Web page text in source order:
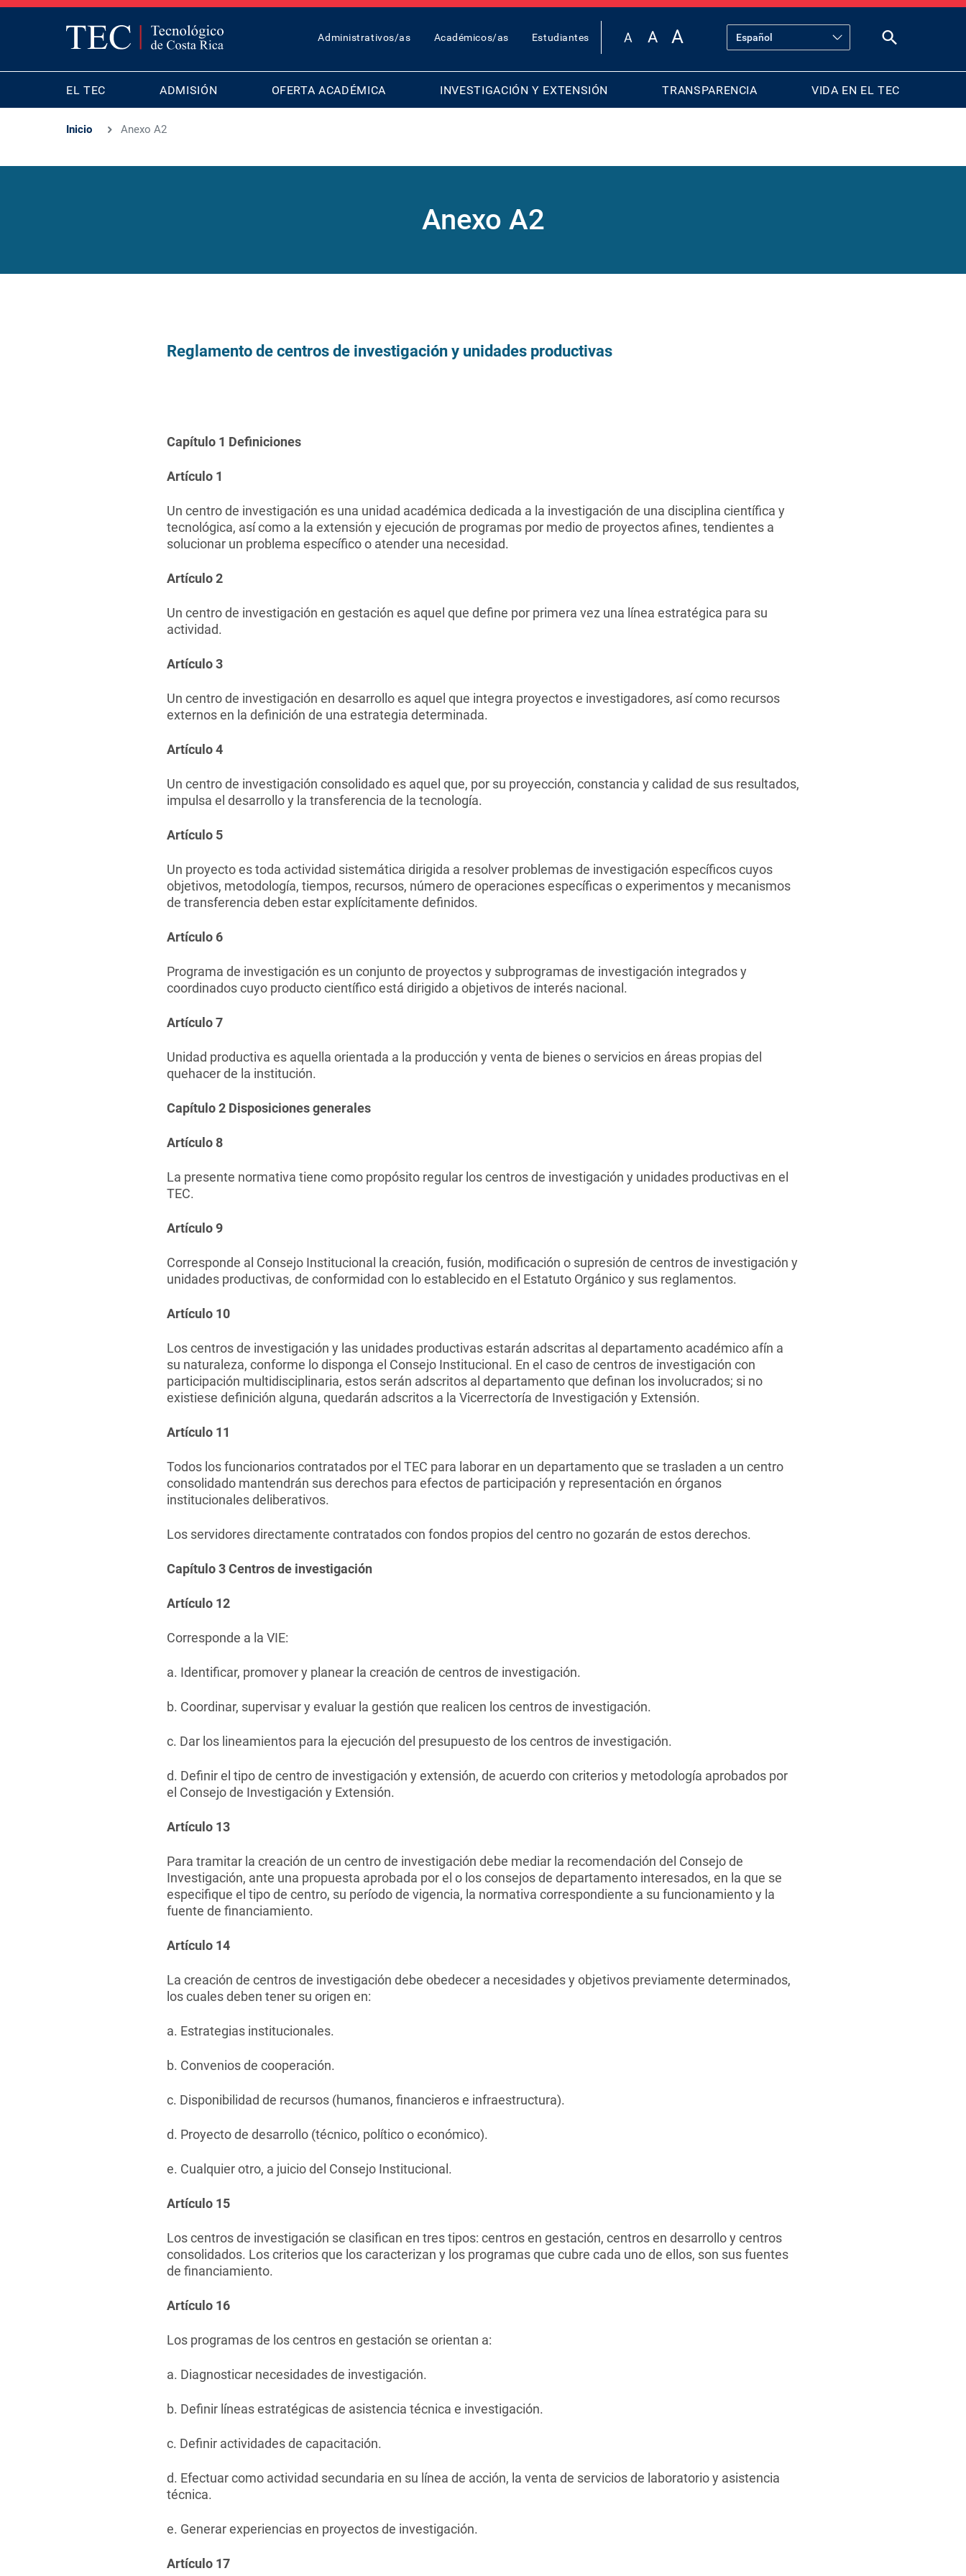
TOP
MENU
Administrativos/as Académicos/as Estudiantes
MAIN
NAVIGATION
EL TEC ADMISIÓN OFERTA ACADÉMICA INVESTIGACIÓN Y EXTENSIÓN TRANSPARENCIA VIDA EN EL TEC
Inicio Anexo A2
Anexo A2
Reglamento de centros de investigación y unidades productivas
Capítulo 1 Definiciones
Artículo 1
Un centro de investigación es una unidad académica dedicada a la investigación de una disciplina científica y
tecnológica, así como a la extensión y ejecución de programas por medio de proyectos afines, tendientes a
solucionar un problema específico o atender una necesidad.
Artículo 2
Un centro de investigación en gestación es aquel que define por primera vez una línea estratégica para su
actividad.
Artículo 3
Un centro de investigación en desarrollo es aquel que integra proyectos e investigadores, así como recursos
externos en la definición de una estrategia determinada.
Artículo 4
Un centro de investigación consolidado es aquel que, por su proyección, constancia y calidad de sus resultados,
impulsa el desarrollo y la transferencia de la tecnología.
Artículo 5
Un proyecto es toda actividad sistemática dirigida a resolver problemas de investigación específicos cuyos
objetivos, metodología, tiempos, recursos, número de operaciones específicas o experimentos y mecanismos
de transferencia deben estar explícitamente definidos.
Artículo 6
Programa de investigación es un conjunto de proyectos y subprogramas de investigación integrados y
coordinados cuyo producto científico está dirigido a objetivos de interés nacional.
Artículo 7
Unidad productiva es aquella orientada a la producción y venta de bienes o servicios en áreas propias del
quehacer de la institución.
Capítulo 2 Disposiciones generales
Artículo 8
La presente normativa tiene como propósito regular los centros de investigación y unidades productivas en el
TEC.
Artículo 9
Corresponde al Consejo Institucional la creación, fusión, modificación o supresión de centros de investigación y
unidades productivas, de conformidad con lo establecido en el Estatuto Orgánico y sus reglamentos.
Artículo 10
Los centros de investigación y las unidades productivas estarán adscritas al departamento académico afín a
su naturaleza, conforme lo disponga el Consejo Institucional. En el caso de centros de investigación con
participación multidisciplinaria, estos serán adscritos al departamento que definan los involucrados; si no
existiese definición alguna, quedarán adscritos a la Vicerrectoría de Investigación y Extensión.
Artículo 11
Todos los funcionarios contratados por el TEC para laborar en un departamento que se trasladen a un centro
consolidado mantendrán sus derechos para efectos de participación y representación en órganos
institucionales deliberativos.
Los servidores directamente contratados con fondos propios del centro no gozarán de estos derechos.
Capítulo 3 Centros de investigación
Artículo 12
Corresponde a la VIE:
a. Identificar, promover y planear la creación de centros de investigación.
b. Coordinar, supervisar y evaluar la gestión que realicen los centros de investigación.
c. Dar los lineamientos para la ejecución del presupuesto de los centros de investigación.
d. Definir el tipo de centro de investigación y extensión, de acuerdo con criterios y metodología aprobados por
el Consejo de Investigación y Extensión.
Artículo 13
Para tramitar la creación de un centro de investigación debe mediar la recomendación del Consejo de
Investigación, ante una propuesta aprobada por el o los consejos de departamento interesados, en la que se
especifique el tipo de centro, su período de vigencia, la normativa correspondiente a su funcionamiento y la
fuente de financiamiento.
Artículo 14
La creación de centros de investigación debe obedecer a necesidades y objetivos previamente determinados,
los cuales deben tener su origen en:
a. Estrategias institucionales.
b. Convenios de cooperación.
c. Disponibilidad de recursos (humanos, financieros e infraestructura).
d. Proyecto de desarrollo (técnico, político o económico).
e. Cualquier otro, a juicio del Consejo Institucional.
Artículo 15
Los centros de investigación se clasifican en tres tipos: centros en gestación, centros en desarrollo y centros
consolidados. Los criterios que los caracterizan y los programas que cubre cada uno de ellos, son sus fuentes
de financiamiento.
Artículo 16
Los programas de los centros en gestación se orientan a:
a. Diagnosticar necesidades de investigación.
b. Definir líneas estratégicas de asistencia técnica e investigación.
c. Definir actividades de capacitación.
d. Efectuar como actividad secundaria en su línea de acción, la venta de servicios de laboratorio y asistencia
técnica.
e. Generar experiencias en proyectos de investigación.
Artículo 17